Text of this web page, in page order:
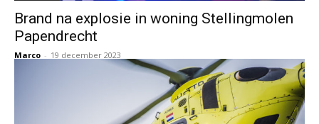
Brand na explosie in woning Stellingmolen
Papendrecht
Marco - 19 december 2023